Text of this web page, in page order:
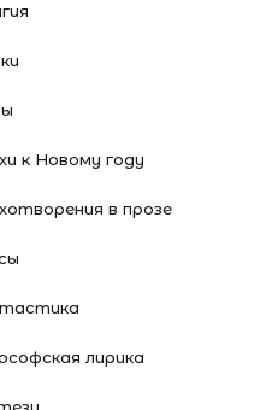
к Новому году
в прозе
лирика